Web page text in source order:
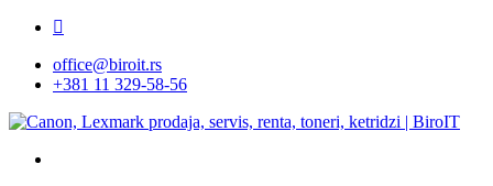
Skip
main
content
facebook
office@biroit.rs
+381 11 329-58-56